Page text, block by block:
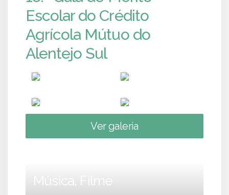
Escolar do Crédito
Agrícola Mútuo do
Alentejo Sul
Ver galeria
Música, Filme